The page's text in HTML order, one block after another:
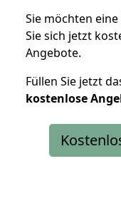
Sie möchten eine
Sie sich jetzt
Angebote.
Füllen Sie jetzt
kostenlose